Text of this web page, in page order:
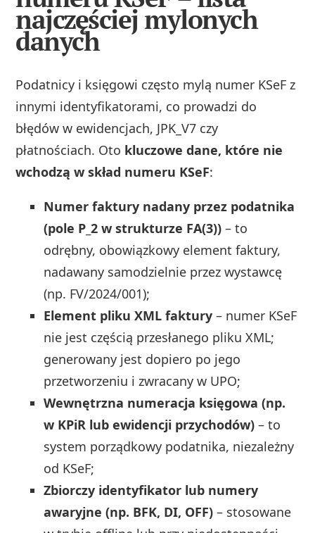
najczęściej mylonych
danych
Podatnicy i księgowi często mylą numer KSeF z
innymi identyfikatorami, co prowadzi do
błędów w ewidencjach, JPK_V7 czy
płatnościach. Oto kluczowe dane, które nie
wchodzą w skład numeru KSeF:
Numer faktury nadany przez podatnika
(pole P_2 w strukturze FA(3)) – to
odrębny, obowiązkowy element faktury,
nadawany samodzielnie przez wystawcę
(np. FV/2024/001);
Element pliku XML faktury – numer KSeF
nie jest częścią przesłanego pliku XML;
generowany jest dopiero po jego
przetworzeniu i zwracany w UPO;
Wewnętrzna numeracja księgowa (np.
w KPiR lub ewidencji przychodów) – to
system porządkowy podatnika, niezależny
od KSeF;
Zbiorczy identyfikator lub numery
awaryjne (np. BFK, DI, OFF) – stosowane